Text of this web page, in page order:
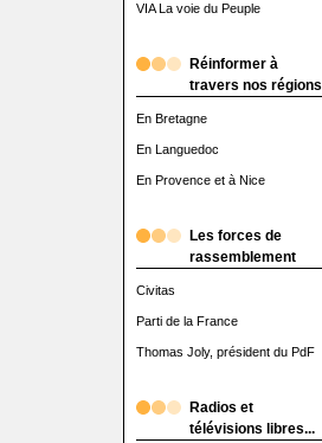
VIA La voie du Peuple
Réinformer à
travers nos régions
En Bretagne
En Languedoc
En Provence et à Nice
Les forces de
rassemblement
Civitas
Parti de la France
Thomas Joly, président du PdF
Radios et
télévisions libres...